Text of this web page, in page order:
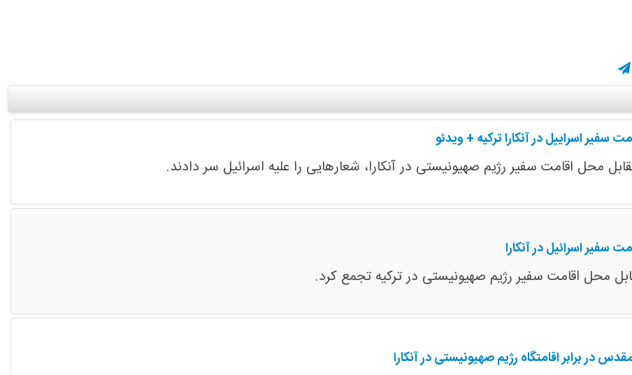

اسراییل در آنکارا ترکیه + ویدئو
محل اقامت سفیر رژیم صهیونیستی در آنکارا، شعارهایی را علیه اسرائیل سر دادند.
اسرائیل در آنکارا
محل اقامت سفیر رژیم صهیونیستی در ترکیه تجمع کرد.
در برابر اقامتگاه رژیم صهیونیستی در آنکارا